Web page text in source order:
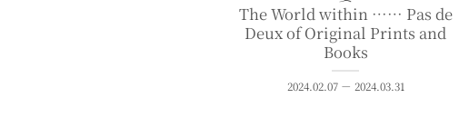
The World within ⋯⋯ Pas de
Deux of Original Prints and
Books
2024.02.07 － 2024.03.31